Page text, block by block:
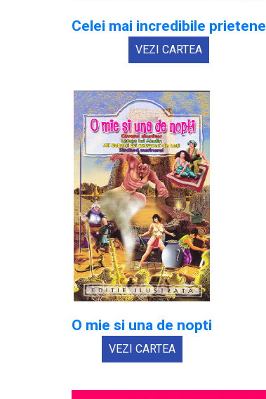
Celei mai incredibile prietene
VEZI CARTEA
O mie si una de nopti
VEZI CARTEA